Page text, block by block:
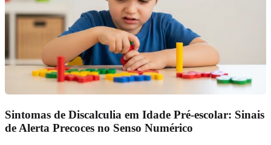
Sintomas de Discalculia em Idade Pré-escolar: Sinais
de Alerta Precoces no Senso Numérico